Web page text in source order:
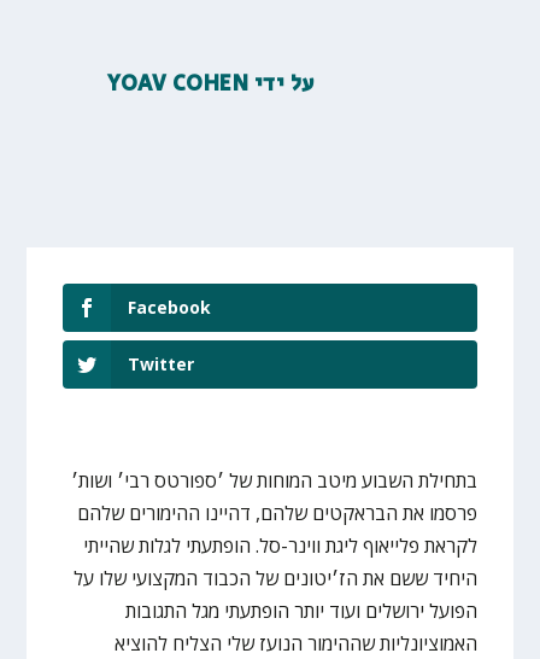
על ידי YOAV COHEN
Facebook
Twitter
בתחילת השבוע מיטב המוחות של ׳ספורטס רבי׳ ושות׳
פרסמו את הבראקטים שלהם, דהיינו ההימורים שלהם
לקראת פלייאוף ליגת ווינר-סל. הופתעתי לגלות שהייתי
היחיד ששם את הז׳יטונים של הכבוד המקצועי שלו על
הפועל ירושלים ועוד יותר הופתעתי מגל התגובות
האמוציונליות שההימור הנועז שלי הצליח להוציא